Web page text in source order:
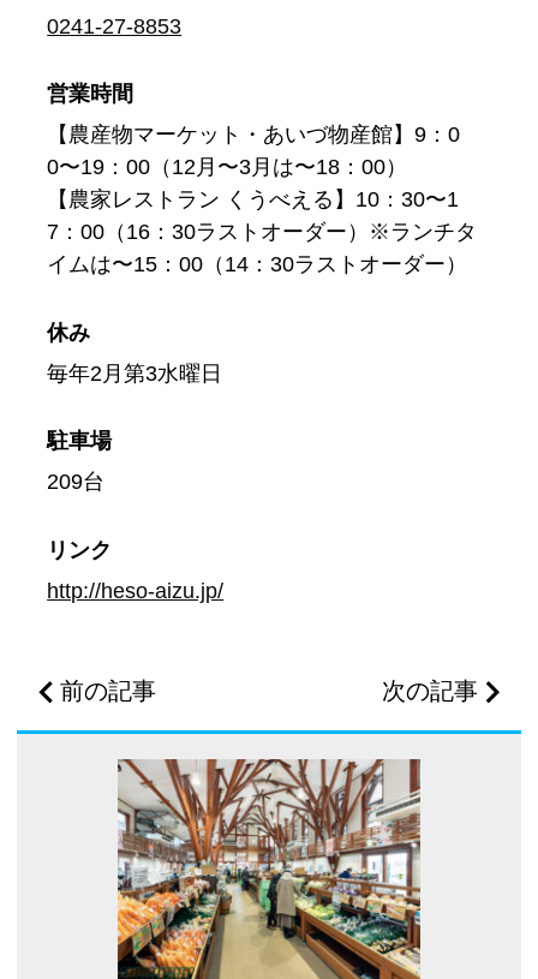
0241-27-8853
営業時間
【農産物マーケット・あいづ物産館】9：0
0〜19：00（12月〜3月は〜18：00）
【農家レストラン くうべえる】10：30〜1
7：00（16：30ラストオーダー）※ランチタ
イムは〜15：00（14：30ラストオーダー）
休み
毎年2月第3水曜日
駐車場
209台
リンク
http://heso-aizu.jp/
前の記事 次の記事